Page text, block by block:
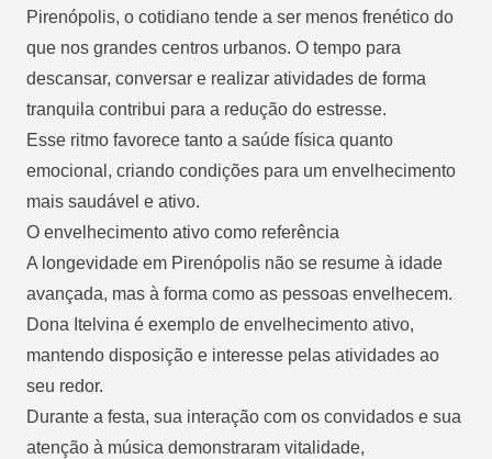
Pirenópolis, o cotidiano tende a ser menos frenético do
que nos grandes centros urbanos. O tempo para
descansar, conversar e realizar atividades de forma
tranquila contribui para a redução do estresse.
Esse ritmo favorece tanto a saúde física quanto
emocional, criando condições para um envelhecimento
mais saudável e ativo.
O envelhecimento ativo como referência
A longevidade em Pirenópolis não se resume à idade
avançada, mas à forma como as pessoas envelhecem.
Dona Itelvina é exemplo de envelhecimento ativo,
mantendo disposição e interesse pelas atividades ao
seu redor.
Durante a festa, sua interação com os convidados e sua
atenção à música demonstraram vitalidade,